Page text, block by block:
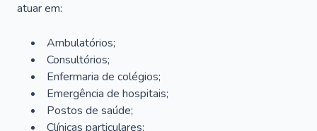
atuar em:
Ambulatórios;
Consultórios;
Enfermaria de colégios;
Emergência de hospitais;
Postos de saúde;
Clínicas particulares;